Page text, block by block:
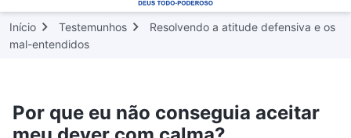
Início Testemunhos
Resolvendo a atitude defensiva e os
mal-entendidos
Por que eu não conseguia aceitar